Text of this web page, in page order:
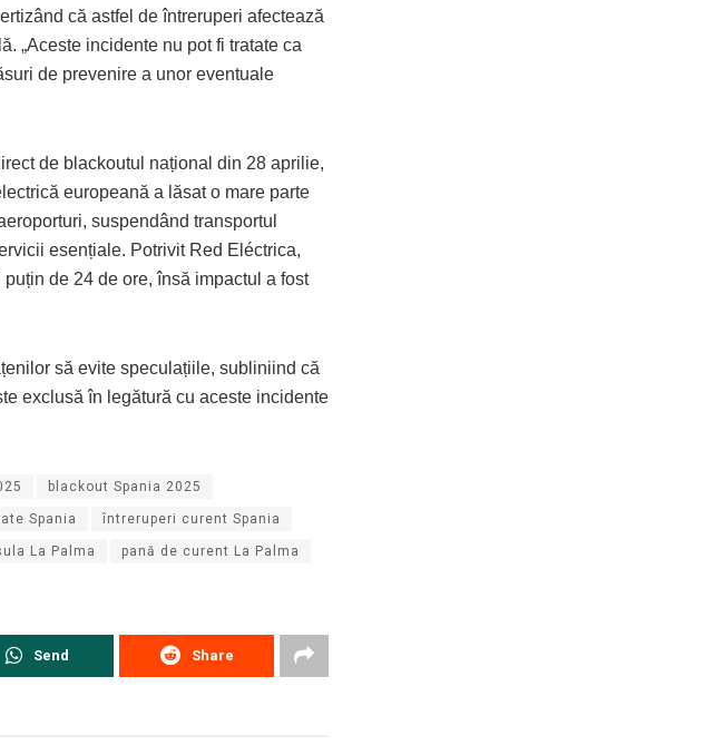
că astfel de întreruperi afectează
„Aceste incidente nu pot fi tratate ca
de prevenire a unor eventuale
de blackoutul național din 28 aprilie,
europeană a lăsat o mare parte
suspendând transportul
esențiale. Potrivit Red Eléctrica,
de 24 de ore, însă impactul a fost
să evite speculațiile, subliniind că
exclusă în legătură cu aceste incidente
blackout Spania 2025
Spania întreruperi curent Spania
La Palma pană de curent La Palma
Send Share